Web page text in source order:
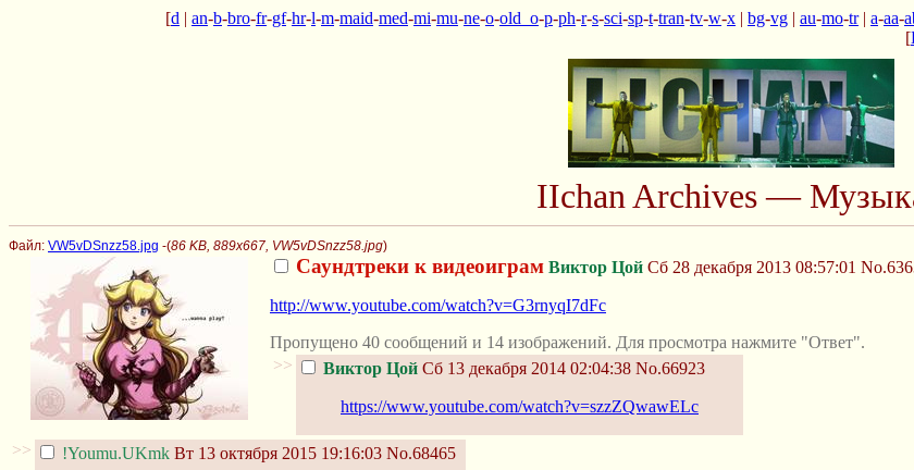
[d | an-b-bro-fr-gf-hr-l-m-maid-med-mi-mu-ne-o-old_o-p-ph-r-s-sci-sp-t-tran-tv-w-x | bg-vg | au-mo-tr| a-aa-
[
IIchan Archives —
Файл: VW5vDSnzz58.jpg -(86 KB, 889x667, VW5vDSnzz58.jpg)
Саундтреки к видеоиграм Виктор Цой Сб 28 декабря 2013 08:57:01
http://www.youtube.com/watch?v=G3rnyqI7dFc
Пропущено 40 сообщений и 14 изображений. Для просмотра нажмите "Ответ".
>>
Виктор Цой Сб 13 декабря 2014 02:04:38 No.66923
https://www.youtube.com/watch?v=szzZQwawELc
>> !Youmu.UKmk Вт 13 октября 2015 19:16:03 No.68465